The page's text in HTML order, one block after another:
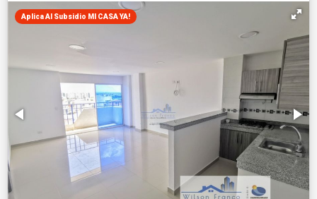
Aplica Al Subsidio MI CASA YA!